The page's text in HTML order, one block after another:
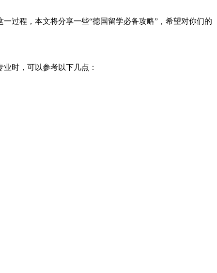
过程，本文将分享一些“德国留学必备攻略”，希望对你们的
时，可以参考以下几点：